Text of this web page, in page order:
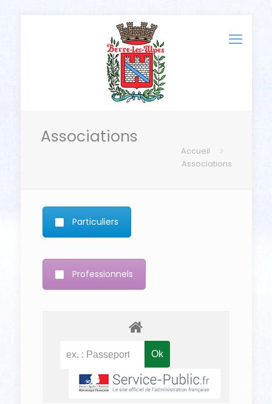
Associations
Accueil
Associations
Particuliers
Professionnels